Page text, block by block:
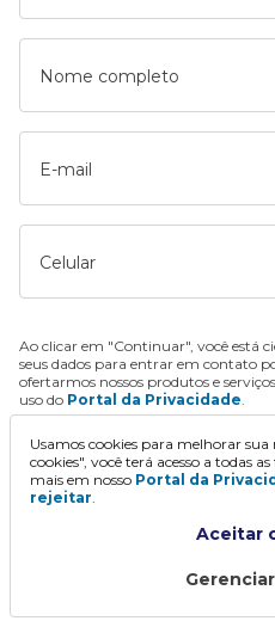
Nome completo
E-mail
Celular
Ao clicar em "Continuar", você está
seus dados para entrar em contato
ofertarmos nossos produtos e
uso do Portal da Privacidade.
Usamos cookies para melhorar
cookies", você terá acesso a todas
mais em nosso Portal da
rejeitar.
Aceitar